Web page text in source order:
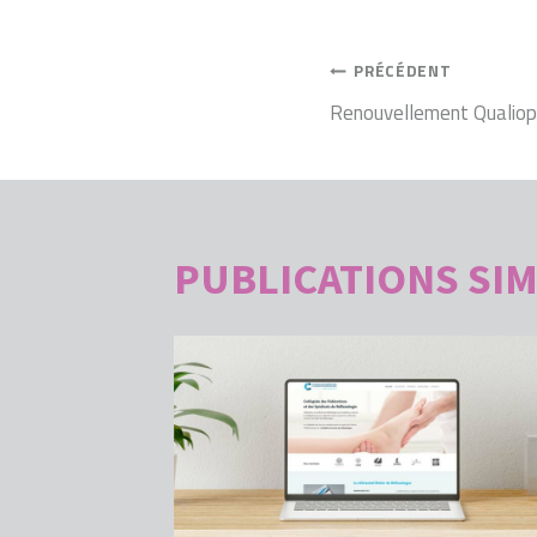
NAVIGATION
DE
L’ARTICLE
PRÉCÉDENT
Renouvellement
PUBLICATIONS